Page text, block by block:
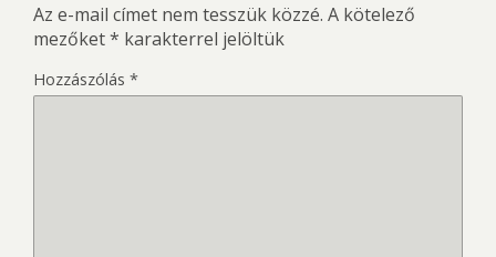
Az e-mail címet nem tesszük közzé. A kötelező
mezőket* karakterrel jelöltük
Hozzászólás *